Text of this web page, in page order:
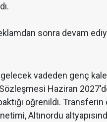
sonra devam
gelecek vadeden genç
Haziran
öğrenildi.
Altınordu